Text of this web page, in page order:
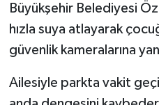
Büyükşehir Belediyesi
hızla suya atlayarak
güvenlik kameralarına
Ailesiyle parkta vakit
YAYLADERE
YEDİSU